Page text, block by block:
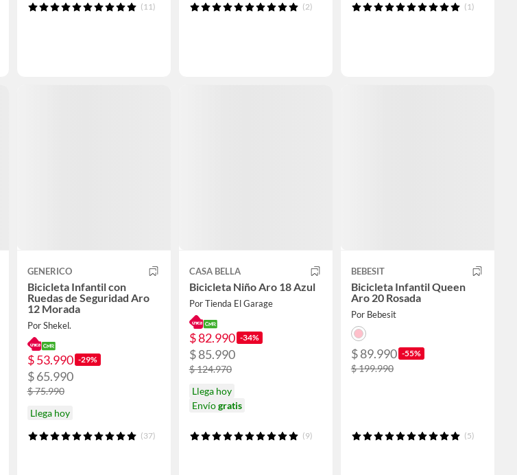
(11) (2) (1)
GENERICO
Bicicleta Infantil con
Ruedas de Seguridad Aro
12 Morada
Por Shekel.
$ 53.990 -29%
$ 65.990
$ 75.990
Llega hoy
(37)
CASA BELLA
Bicicleta Niño Aro 18 Azul
Por Tienda El Garage
$ 82.990 -34%
$ 85.990
$ 124.970
Llega hoy
Envíogratis
(9)
BEBESIT
Bicicleta Infantil Queen
Aro 20 Rosada
Por Bebesit
$ 89.990 -55%
$ 199.990
(5)